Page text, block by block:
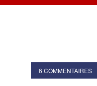
6 COMMENTAIRES